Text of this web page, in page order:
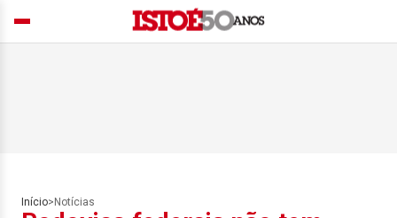
Início> Notícias